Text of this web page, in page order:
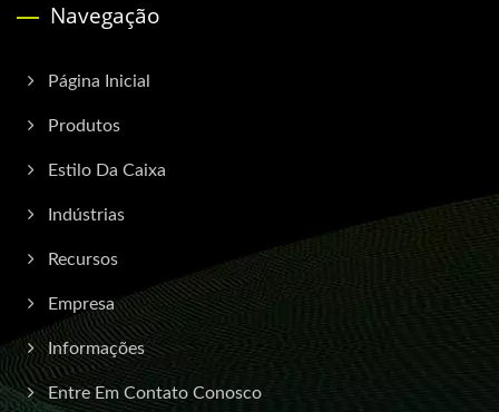
Navegação
Página Inicial
Produtos
Estilo Da Caixa
Indústrias
Recursos
Empresa
Informações
Entre Em Contato Conosco